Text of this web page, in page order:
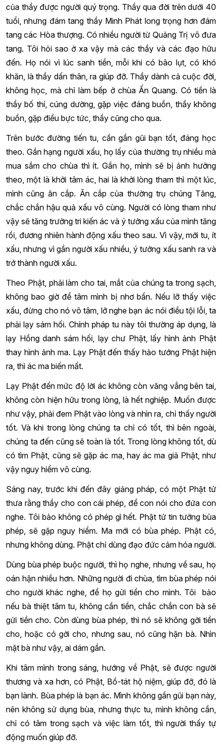
của thầy được người quý trọng. Thầy qua đời trên dưới 40
tuổi, nhưng đám tang thầy Minh Phát long trọng hơn đám
tang các Hòa thượng. Có nhiều người từ Quảng Trị vô đưa
tang. Tôi hỏi sao ở xa vậy mà các thầy và các đạo hữu
đến. Họ nói vì lúc sanh tiền, mỗi khi có bão lụt, có khó
khăn, là thầy dấn thân, ra giúp đỡ. Thầy dành cả cuộc đời,
không học, mà chỉ làm bếp ở chùa Ấn Quang. Có tiền là
thầy bố thí, cúng dường, gặp việc đáng buồn, thầy không
buồn, gặp điều bực tức, thầy cũng cho qua.
Trên bước đường tiến tu, cần gần gũi bạn tốt, đáng học
theo. Gần hạng người xấu, họ lấy của thường trụ nhiều mà
mua sắm cho chùa thì ít. Gần họ, mình sẽ bị ảnh hưởng
theo, một là khởi tâm ác, hai là khởi lòng tham thì một lúc,
mình cũng ăn cắp. Ăn cắp của thường trụ chúng Tăng,
chắc chắn hậu quả xấu vô cùng. Người có lòng tham như
vậy sẽ tăng trưởng tri kiến ác và ý tưởng xấu của mình tăng
rồi, đương nhiên hành động xấu theo sau. Vì vậy, mới tu, ít
xấu, nhưng vì gần người xấu nhiều, ý tưởng xấu sanh ra và
trở thành người xấu.
Theo Phật, phải làm cho tai, mắt của chúng ta trong sạch,
không bao giờ để tâm mình bị nhơ bẩn. Nếu lỡ thấy việc
xấu, đừng cho nó vô tâm, lỡ nghe bạn ác nói điều tội lỗi, ta
phải lạy sám hối. Chính pháp tu này tôi thường áp dụng, là
lạy Hồng danh sám hối, lạy chư Phật, lấy hình ảnh Phật
thay hình ảnh ma. Lạy Phật đến thấy hảo tướng Phật hiện
ra, thì ác ma biến mất.
Lạy Phật đến mức độ lời ác không còn văng vẳng bên tai,
không còn hiện hữu trong lòng, là hết nghiệp. Muốn được
như vậy, phải đem Phật vào lòng và nhìn ra, chỉ thấy người
tốt. Và khi trong lòng chúng ta chỉ có tốt, thì bên ngoài,
chúng ta đến cũng sẽ toàn là tốt. Trong lòng không tốt, dù
có tìm Phật, cũng sẽ gặp ác ma, hay ác ma giả Phật, như
vậy nguy hiểm vô cùng.
Sáng nay, trước khi đến đây giảng pháp, có một Phật tử
thưa rằng thầy cho con cái phép, để con nói cho đứa con
nghe. Tôi bảo không có phép gì hết. Phật tử tin tưởng bùa
phép, sẽ gặp nguy hiểm. Ma mới có bùa phép. Phật có,
nhưng không dùng. Phật chỉ dùng đạo đức cảm hóa người.
Dùng bùa phép buộc người, thì họ nghe, nhưng về sau, họ
oán hận nhiều hơn. Những người đi chùa, tìm bùa phép nói
cho người khác nghe, để họ gửi tiền cho mình. Tôi bảo
nếu bà thiệt tâm tu, không cần tiền, chắc chắn con bà sẽ
gửi tiền cho. Còn dùng bùa phép, thì nó sẽ không gởi tiền
cho, hoặc có gởi cho, nhưng sau, nó cũng hận bà. Nhìn
mặt bà như vậy, ai dám gần.
Khi tâm mình trong sáng, hướng về Phật, sẽ được người
thương và xa hơn, có Phật, Bồ-tát hộ niệm, giúp đỡ, đó là
bạn lành. Bùa phép là bạn ác. Mình không gần gũi bạn này,
nên không sử dụng bùa, nhưng thực tu, mình không cần,
chỉ có tâm trong sạch và việc làm tốt, thì người thấy tự
động muốn giúp đỡ.